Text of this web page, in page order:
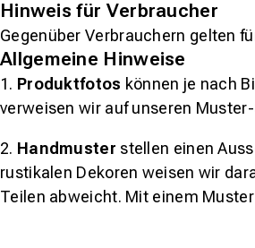
Hinweis für Verbraucher
Gegenüber Verbrauchern gelten
Allgemeine Hinweise
1. Produktfotos können je nach
verweisen wir auf unseren
2. Handmuster stellen einen
rustikalen Dekoren weisen wir
Teilen abweicht. Mit einem